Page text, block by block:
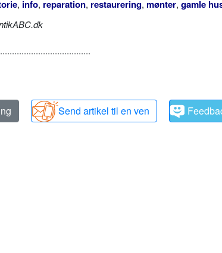
, info, reparation, restaurering, mønter, gamle
Send artikel til en ven